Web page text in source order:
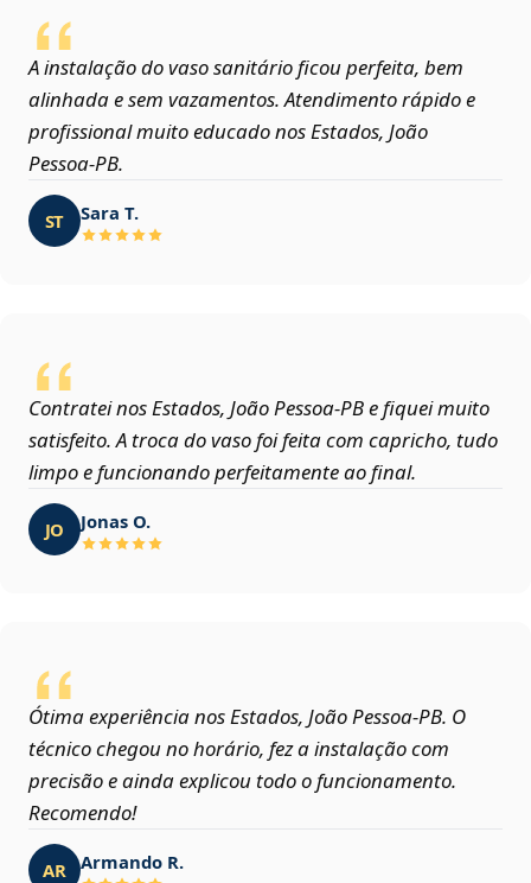
A instalação do vaso sanitário ficou perfeita, bem
alinhada e sem vazamentos. Atendimento rápido e
profissional muito educado nos Estados, João
Pessoa‑PB.
ST Sara T.
Contratei nos Estados, João Pessoa‑PB e fiquei muito
satisfeito. A troca do vaso foi feita com capricho, tudo
limpo e funcionando perfeitamente ao final.
JO Jonas O.
Ótima experiência nos Estados, João Pessoa‑PB. O
técnico chegou no horário, fez a instalação com
precisão e ainda explicou todo o funcionamento.
Recomendo!
AR Armando R.